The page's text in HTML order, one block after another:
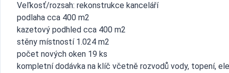
Veľkosť/rozsah: rekonstrukce kanceláří
podlaha cca 400 m2
kazetový podhled cca 400 m2
stěny místností 1.024 m2
počet nových oken 19 ks
kompletní dodávka na klíč včetně rozvodů vody, topení,